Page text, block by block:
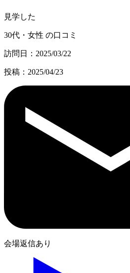
見学した
30代・女性 の口コミ
訪問日：2025/03/22
投稿：2025/04/23
会場返信あり